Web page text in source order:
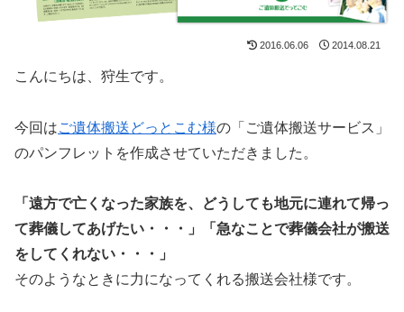
2016.06.06 2014.08.21
こんにちは、狩生です。
今回はご遺体搬送どっとこむ様の「ご遺体搬送サービス」
のパンフレットを作成させていただきました。
「遠方で亡くなった家族を、どうしても地元に連れて帰っ
て葬儀してあげたい・・・」
「急なことで葬儀会社が搬送
をしてくれない・・・」
そのようなときに力になってくれる搬送会社様です。